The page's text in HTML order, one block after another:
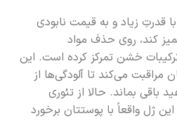
قدرتِ زیاد و به قیمت نابودی
کند، روی حذف مواد
خشن تمرکز کرده است. این
مراقبت می‌کند تا آلودگی‌ها از
باقی بماند. حالا از تئوری
این ژل واقعاً با پوستتان برخورد